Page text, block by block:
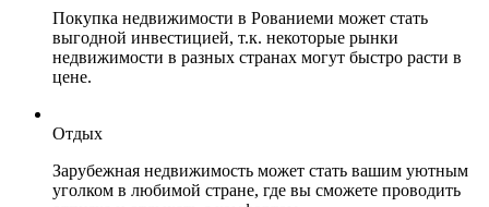
Покупка недвижимости в Рованиеми может стать
выгодной инвестицией, т.к. некоторые рынки
недвижимости в разных странах могут быстро расти в
цене.
Отдых
Зарубежная недвижимость может стать вашим уютным
уголком в любимой стране, где вы сможете проводить